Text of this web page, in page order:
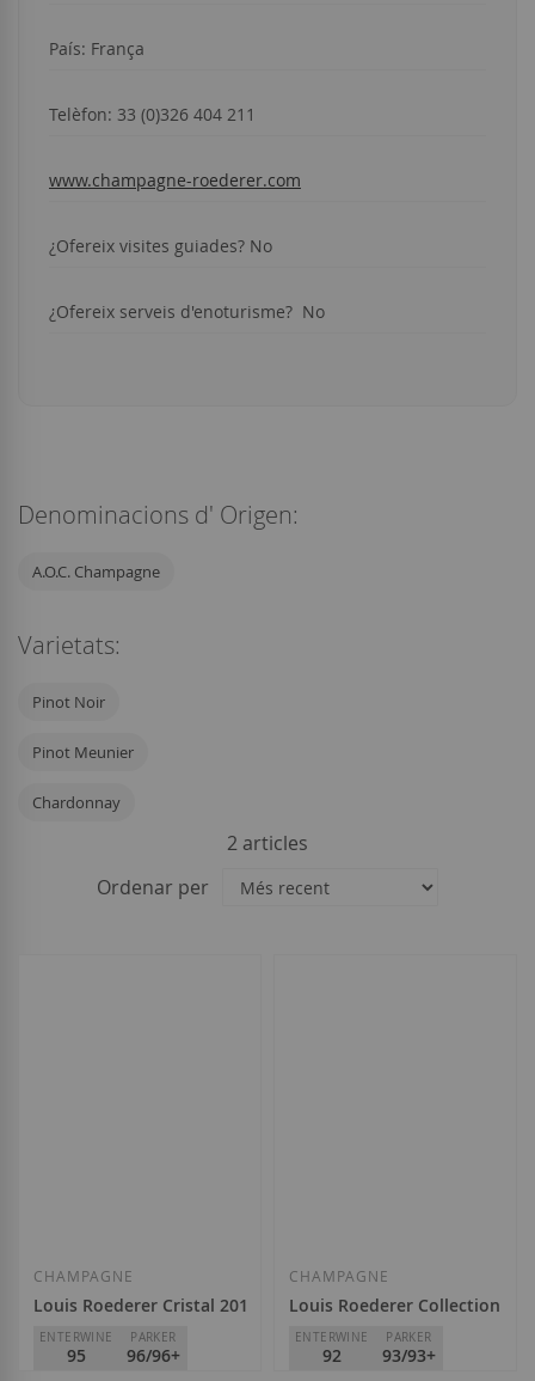
País: França
Telèfon: 33 (0)326 404 211
www.champagne-roederer.com
¿Ofereix visites guiades? No
¿Ofereix serveis d'enoturisme? No
Denominacions d' Origen:
A.O.C. Champagne
Varietats:
Pinot Noir
Pinot Meunier
Chardonnay
2 articles
Ordenar per
CHAMPAGNE
Louis Roederer Cristal 2016
ENTERWINE
95
PARKER
96/96+
CHAMPAGNE
Louis Roederer Collection 242
ENTERWINE
92
PARKER
93/93+